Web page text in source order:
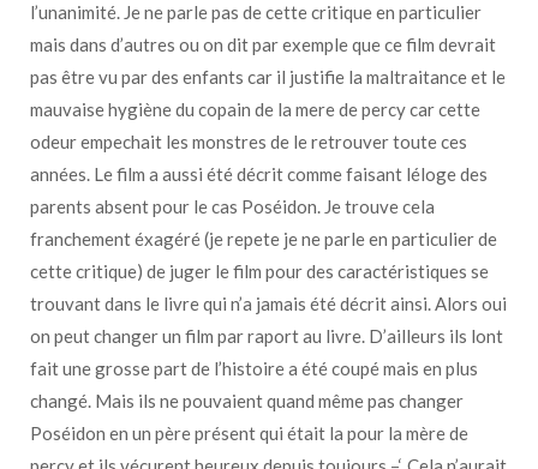
l’unanimité. Je ne parle pas de cette critique en particulier
mais dans d’autres ou on dit par exemple que ce film devrait
pas être vu par des enfants car il justifie la maltraitance et le
mauvaise hygiène du copain de la mere de percy car cette
odeur empechait les monstres de le retrouver toute ces
années. Le film a aussi été décrit comme faisant léloge des
parents absent pour le cas Poséidon. Je trouve cela
franchement éxagéré (je repete je ne parle en particulier de
cette critique) de juger le film pour des caractéristiques se
trouvant dans le livre qui n’a jamais été décrit ainsi. Alors oui
on peut changer un film par raport au livre. D’ailleurs ils lont
fait une grosse part de l’histoire a été coupé mais en plus
changé. Mais ils ne pouvaient quand même pas changer
Poséidon en un père présent qui était la pour la mère de